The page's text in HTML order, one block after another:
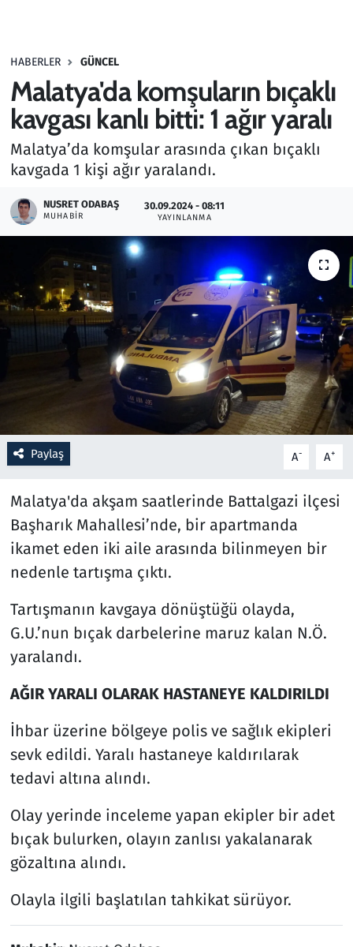
HABERLER GÜNCEL
Malatya'da komşuların bıçaklı
kavgası kanlı bitti: 1 ağır yaralı
Malatya’da komşular arasında çıkan bıçaklı
kavgada 1 kişi ağır yaralandı.
NUSRET ODABAŞ
MUHABIR
30.09.2024 - 08:11
YAYINLANMA
Paylaş A- A+
Malatya'da akşam saatlerinde Battalgazi ilçesi
Başharık Mahallesi’nde, bir apartmanda
ikamet eden iki aile arasında bilinmeyen bir
nedenle tartışma çıktı.
Tartışmanın kavgaya dönüştüğü olayda,
G.U.’nun bıçak darbelerine maruz kalan N.Ö.
yaralandı.
AĞIR YARALI OLARAK HASTANEYE KALDIRILDI
İhbar üzerine bölgeye polis ve sağlık ekipleri
sevk edildi. Yaralı hastaneye kaldırılarak
tedavi altına alındı.
Olay yerinde inceleme yapan ekipler bir adet
bıçak bulurken, olayın zanlısı yakalanarak
gözaltına alındı.
Olayla ilgili başlatılan tahkikat sürüyor.
Haber
Kültür Sanat
Kurumsal Haberler
Otomobil
Oyun
Ramazan
Resmi İlanlar
Sağlık
Savunma Sanayi
Seçim 2023
Teknoloji ve Bilim